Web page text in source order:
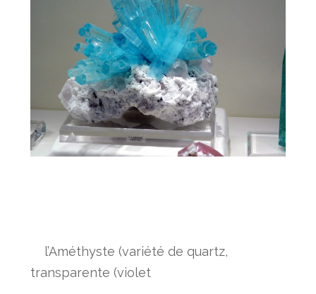
l’Améthyste (variété de quartz,
transparente (violet